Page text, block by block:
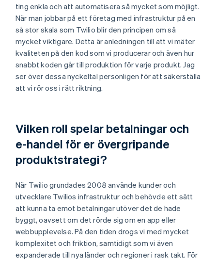
ting enkla och att automatisera så mycket som möjligt.
När man jobbar på ett företag med infrastruktur på en
så stor skala som Twilio blir den principen om så
mycket viktigare. Detta är anledningen till att vi mäter
kvaliteten på den kod som vi producerar och även hur
snabbt koden går till produktion för varje produkt. Jag
ser över dessa nyckeltal personligen för att säkerställa
att vi rör oss i rätt riktning.
Vilken roll spelar betalningar och
e-handel för er övergripande
produktstrategi?
När Twilio grundades 2008 använde kunder och
utvecklare Twilios infrastruktur och behövde ett sätt
att kunna ta emot betalningar utöver det de hade
byggt, oavsett om det rörde sig om en app eller
webbupplevelse. På den tiden drogs vi med mycket
komplexitet och friktion, samtidigt som vi även
expanderade till nya länder och regioner i rask takt. För